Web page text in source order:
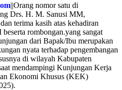
||Orang nomor satu di
Drs. H. M. Sanusi MM,
terima kasih atas kehadiran
rombongan.yang sangat
dari Bapak/Ibu merupakan
nyata terhadap pengembangan
di wilayah Kabupaten
mendampingi Kunjungan Kerja
Ekonomi Khusus (KEK)